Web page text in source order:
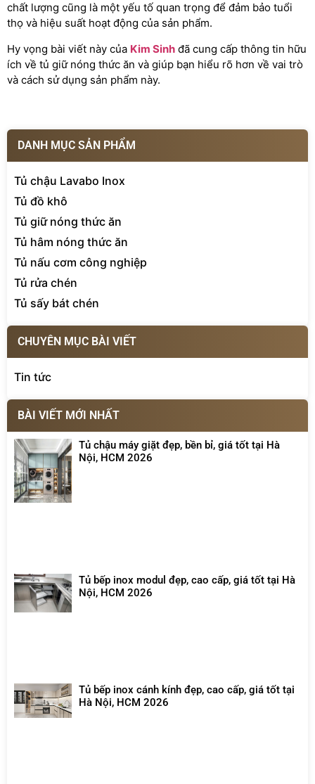
chất lượng cũng là một yếu tố quan trọng để đảm bảo tuổi
thọ và hiệu suất hoạt động của sản phẩm.
Hy vọng bài viết này của Kim Sinh đã cung cấp thông tin hữu
ích về tủ giữ nóng thức ăn và giúp bạn hiểu rõ hơn về vai trò
và cách sử dụng sản phẩm này.
DANH MỤC SẢN PHẨM
Tủ chậu Lavabo Inox
Tủ đồ khô
Tủ giữ nóng thức ăn
Tủ hâm nóng thức ăn
Tủ nấu cơm công nghiệp
Tủ rửa chén
Tủ sấy bát chén
CHUYÊN MỤC BÀI VIẾT
Tin tức
BÀI VIẾT MỚI NHẤT
Tủ chậu máy giặt đẹp, bền bỉ, giá tốt tại Hà
Nội, HCM 2026
Tủ bếp inox modul đẹp, cao cấp, giá tốt tại Hà
Nội, HCM 2026
Tủ bếp inox cánh kính đẹp, cao cấp, giá tốt tại
Hà Nội, HCM 2026